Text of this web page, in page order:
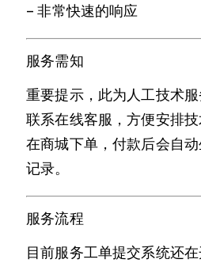
– 非常快速的响应
服务需知
重要提示，此为人工技术
联系在线客服，方便安排
在商城下单，付款后会自
记录。
服务流程
目前服务工单提交系统还